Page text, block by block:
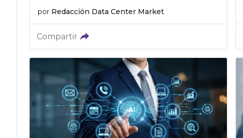
por Redacción Data Center Market
Compartir